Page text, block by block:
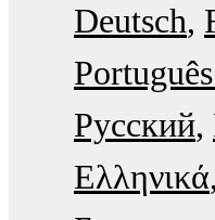
Deutsch
Русский
Ελληνικά